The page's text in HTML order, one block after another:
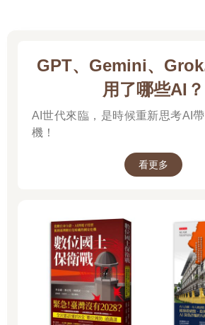
須更動一個字，照樣成冊，但是我很快就
聚焦於概念和點子的書才是最相配的——
我持續書寫這本書的時候，又聽見了一席
定使用速寫式的迷你稿遠比藝術成品更具
（CMYK）所主辦的設計比賽曾邀我擔任
Hudder）有感而發地說：「我仍然希望參
Photoshop 制約得那麼深。我沒收到任何
該是多麼饒富興味。」
雖然我在本書中援引了不少經典廣告概念
告都經得起時間的推移。畢竟，潮流汰換
流行、科技，一切都會變。隨著著眼點的
說是更自由、更無憂無慮，也可以說更獨
我們作為消費者，大腦裡建構的概念、懂
的科技，已越來越複雜精細，對硬式和軟
GPT、Gemini、
用了哪些AI？
AI世代來臨，是時候重新思考AI
機！
看更多